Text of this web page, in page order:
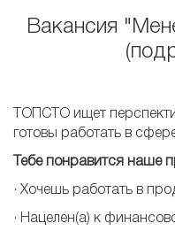
Вакансия
ТОПСТО ищет
готовы работать в
Тебе понравится наше
​· Хочешь работать в
· Нацелен(а) к